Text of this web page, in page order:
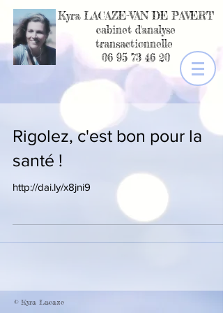
Kyra LACAZE-VAN DE PAVERT
cabinet d'analyse
transactionnelle
06 95 73 46 20
Rigolez, c'est bon pour la
santé !
http://dai.ly/x8jni9
© Kyra Lacaze